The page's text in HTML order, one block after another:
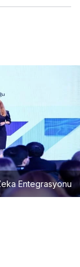
Entegrasyonu